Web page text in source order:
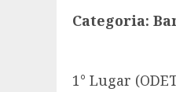
Categoria:
1° Lugar